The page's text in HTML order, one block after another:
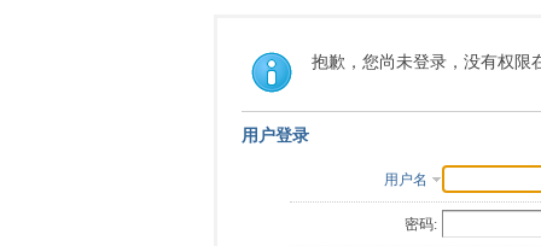
抱歉，您尚未登录，没有权限
用户登录
用户名
密码: